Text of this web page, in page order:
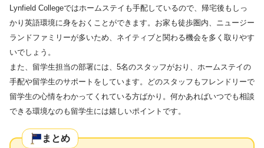
Lynfield Collegeではホームステイも手配しているので、帰宅後もしっ
かり英語環境に身をおくことができます。お家も徒歩圏内、ニュージー
ランドファミリーが多いため、ネイティブと関わる機会を多く取りやす
いでしょう。
また、留学生担当の部署には、5名のスタッフがおり、ホームステイの
手配や留学生のサポートをしています。どのスタッフもフレンドリーで
留学生の心情をわかってくれている方ばかり。何かあればいつでも相談
できる環境なのも留学生には嬉しいポイントです。
まとめ